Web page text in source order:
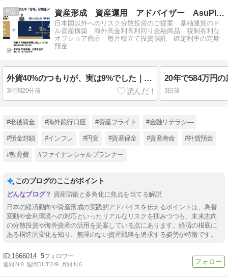
6 資産形成 資産運用 アドバイザー AsuPlus 紹介ブログ
日本国以外へのリスク分散投資のご提案 基軸通貨のド
ル資産構築 海外高金利高利回り金融商品 税制有利な
オフショア商品 毎月積立て投資信託 確定利率の定期
預金
外貨40%のつもりが、実は9%でした｜【FPが解説】外貨比率の分母を間違えている人が9割
3時間20分前 3日前
#老後資金 #海外銀行口座 #資産フライト #金融リテラシ―
#預金封鎖 #インフレ #円安 #資産保全 #資産寿命 #外貨預金
#教育費 #ファイナンシャルプランナー
このブログのここがポイント
資産防衛と多角化に焦点を当てる解説
日本の経済動向や資産形成の実践的アドバイスを伝えるポイントは、為替
変動や金利環境への対応といったリアルなリスクを掴みつつも、未来志向
の分散投資や海外資産の活用を提案している点にあります。経済の根底に
ある構造的変化を知り、無理のない資産戦略を追求する姿勢が特徴です。
1666014 5
週間IN:0 週間OUT:249 月間IN:6